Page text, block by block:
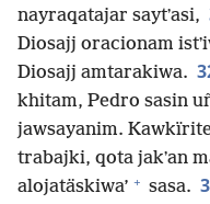
nayraqatajar saytʼasi,
Diosajj oracionam
Diosajj amtarakiwa.
khitam, Pedro sasin
jawsayanim.
trabajki, qota jakʼan
alojatäskiwa’ + sasa.